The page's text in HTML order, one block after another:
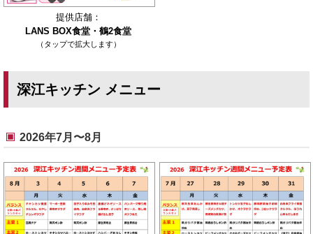
提供店舗：
LANS BOX食堂・鶴2食堂
（タップで拡大します）
深江キッチン メニュー
2026年7月〜8月